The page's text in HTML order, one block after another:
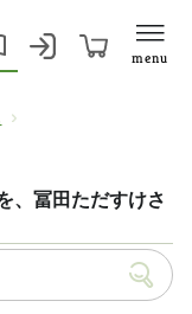
menu
、冨田ただすけさ